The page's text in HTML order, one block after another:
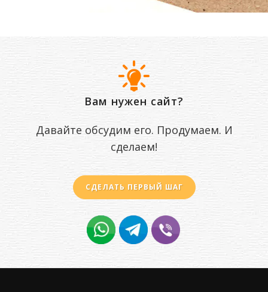
Вам нужен сайт?
Давайте обсудим его. Продумаем. И
сделаем!
СДЕЛАТЬ ПЕРВЫЙ ШАГ